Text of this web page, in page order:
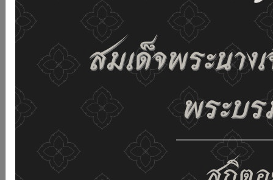
เปลี่ยนการแสดงผล
ก-ก